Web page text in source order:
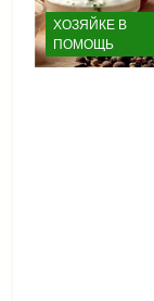
ХОЗЯЙКЕ В
ПОМОЩЬ